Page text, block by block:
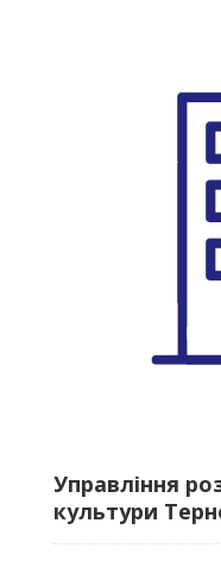
Управління
культури